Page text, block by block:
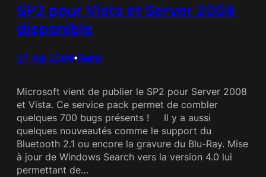
SP2 pour Vista et Server 2008
disponible
27 mai 2009•Remy
Microsoft vient de publier le SP2 pour Server 2008
et Vista. Ce service pack permet de combler
quelques 700 bugs présents ! Il y a aussi
quelques nouveautés comme le support du
Bluetooth 2.1 ou encore la gravure du Blu-Ray. Mise
à jour de Windows Search vers la version 4.0 lui
permettant de…